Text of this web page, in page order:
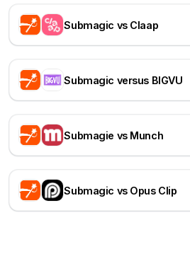
Submagic vs Claap
Submagic versus BIGVU
Submagie vs Munch
Submagic vs Opus Clip